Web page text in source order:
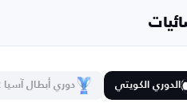
الدوري الكويتي دوري أبطال آسيا 2